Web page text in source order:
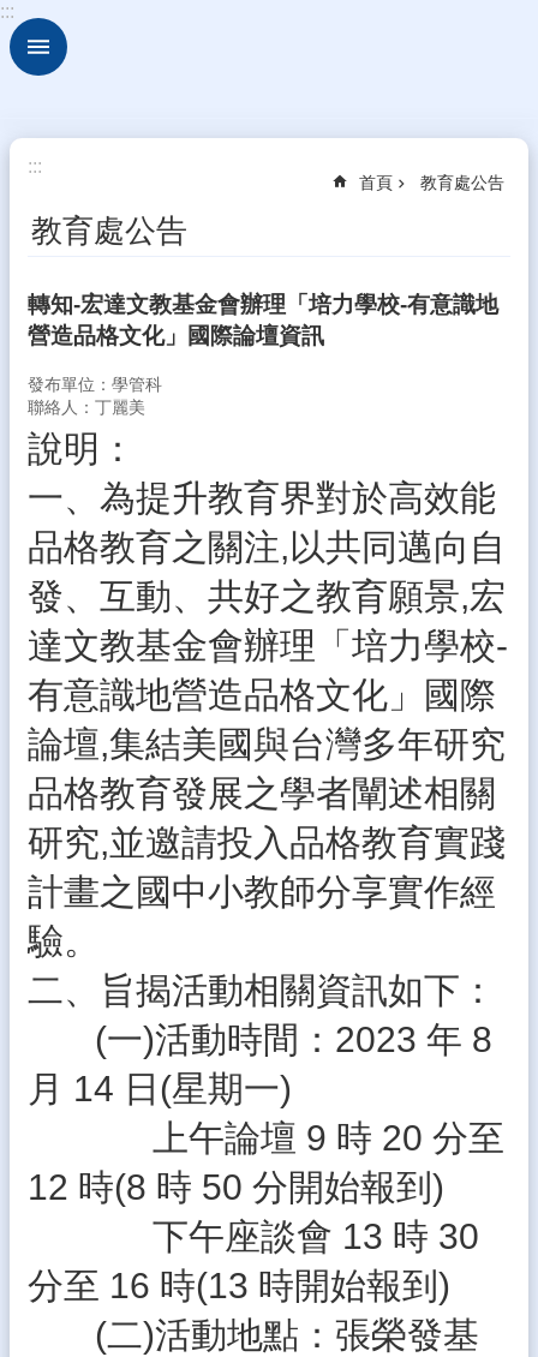
跳到主要內容區塊
進
校
動
態
識
本
行
政
處
學
生
專
區
校
園
成
果
務
化
雲
林
縣
數
體
專
入
管
:::
:::
首頁 教育處公告
教育處公告
轉知-宏達文教基金會辦理「培力學校-有意識地
營造品格文化」國際論壇資訊
發布單位：學管科
聯絡人：丁麗美
說明：
一、為提升教育界對於高效能
品格教育之關注,以共同邁向自
發、互動、共好之教育願景,宏
達文教基金會辦理「培力學校-
有意識地營造品格文化」國際
論壇,集結美國與台灣多年研究
品格教育發展之學者闡述相關
研究,並邀請投入品格教育實踐
計畫之國中小教師分享實作經
驗。
二、旨揭活動相關資訊如下：
(一)活動時間：2023 年 8
月 14 日(星期一)
上午論壇 9 時 20 分至
12 時(8 時 50 分開始報到)
下午座談會 13 時 30
分至 16 時(13 時開始報到)
(二)活動地點：張榮發基